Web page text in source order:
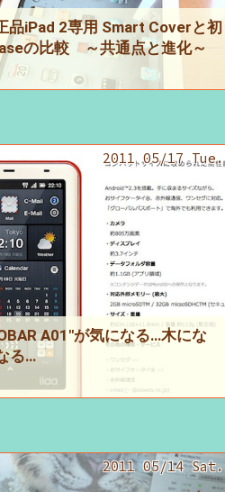
品iPad 2専用 Smart Coverと初
の比較 ～共通点と進化～
2011 05/17 Tue.
A01″が気になる…木にな
る…
2011 05/14 Sat.